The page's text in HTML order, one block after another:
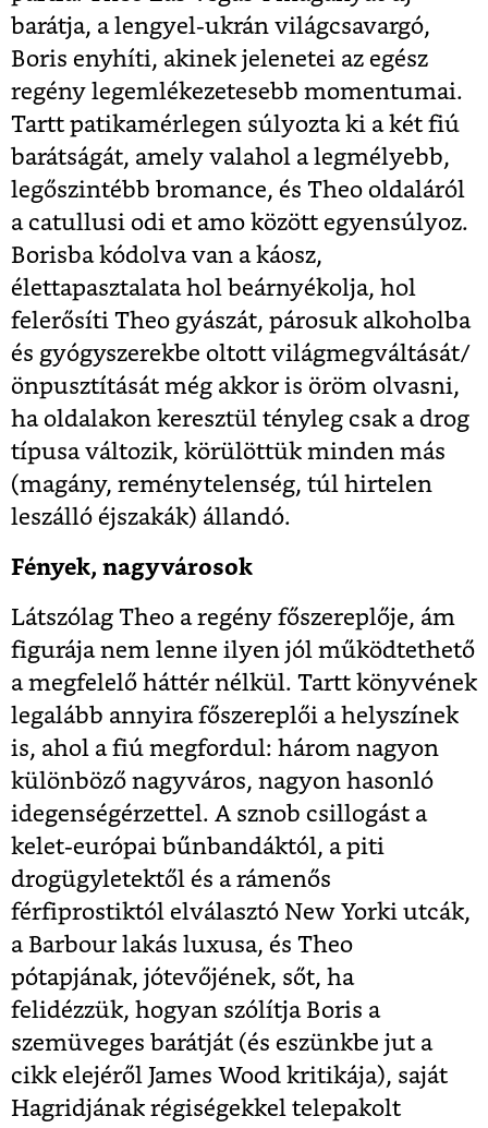
barátja, a lengyel-ukrán világcsavargó,
Boris enyhíti, akinek jelenetei az egész
regény legemlékezetesebb momentumai.
Tartt patikamérlegen súlyozta ki a két fiú
barátságát, amely valahol a legmélyebb,
legőszintébb bromance, és Theo oldaláról
a catullusi odi et amo között egyensúlyoz.
Borisba kódolva van a káosz,
élettapasztalata hol beárnyékolja, hol
felerősíti Theo gyászát, párosuk alkoholba
és gyógyszerekbe oltott világmegváltását/
önpusztítását még akkor is öröm olvasni,
ha oldalakon keresztül tényleg csak a drog
típusa változik, körülöttük minden más
(magány, reménytelenség, túl hirtelen
leszálló éjszakák) állandó.
Fények, nagyvárosok
Látszólag Theo a regény főszereplője, ám
figurája nem lenne ilyen jól működtethető
a megfelelő háttér nélkül. Tartt könyvének
legalább annyira főszereplői a helyszínek
is, ahol a fiú megfordul: három nagyon
különböző nagyváros, nagyon hasonló
idegenségérzettel. A sznob csillogást a
kelet-európai bűnbandáktól, a piti
drogügyletektől és a rámenős
férfiprostiktól elválasztó New Yorki utcák,
a Barbour lakás luxusa, és Theo
pótapjának, jótevőjének, sőt, ha
felidézzük, hogyan szólítja Boris a
szemüveges barátját (és eszünkbe jut a
cikk elejéről James Wood kritikája), saját
Hagridjának régiségekkel telepakolt